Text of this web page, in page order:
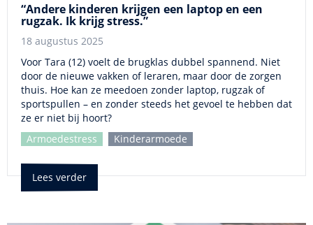
“Andere kinderen krijgen een laptop en een
rugzak. Ik krijg stress.”
18 augustus 2025
Voor Tara (12) voelt de brugklas dubbel spannend. Niet
door de nieuwe vakken of leraren, maar door de zorgen
thuis. Hoe kan ze meedoen zonder laptop, rugzak of
sportspullen – en zonder steeds het gevoel te hebben dat
ze er niet bij hoort?
Armoedestress
Kinderarmoede
Lees verder